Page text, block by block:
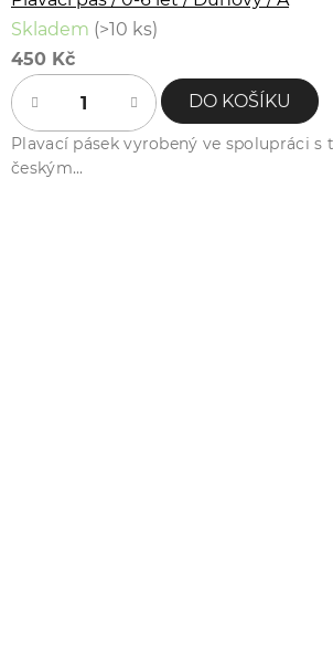
Skladem (>10 ks)
450 Kč
DO KOŠÍKU
Plavací pásek vyrobený ve spolupráci s
českým...